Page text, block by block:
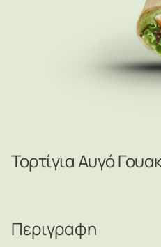
Τορτίγια Αυγό
Περιγραφη